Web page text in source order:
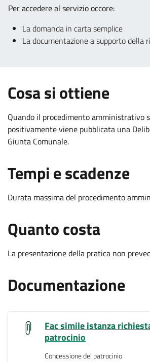
Per accedere al servizio occore:
La domanda in carta semplice.
La documentazione a supporto della
Cosa si ottiene:
Quando il procedimento amministrativo
positivamente viene pubblicata una
Giunta Comunale.
Tempi e scadenze:
Durata massima del procedimento
Quanto costa:
La presentazione della pratica non
Documentazione:
Fac simile istanza
patrocinio
Concessione del patrocinio